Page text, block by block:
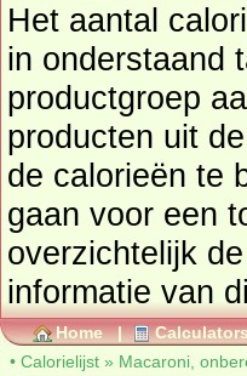
Het aantal
in onderstaand
productgroep
producten uit
de calorieën te
gaan voor een totaaloverzicht. In onderstaand tabel vindt u
overzichtelijk de
informatie van
Home |
• Calorielijst » Macaroni,